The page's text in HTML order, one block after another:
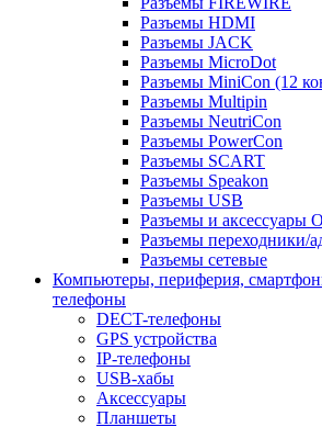
Разъемы HDMI
Разъемы JACK
Разъемы MicroDot
Разъемы MiniCon (12
Разъемы Multipin
Разъемы NeutriCon
Разъемы PowerCon
Разъемы SCART
Разъемы Speakon
Разъемы USB
Разъемы и аксессуары
Разъемы переходники/
Разъемы сетевые
Компьютеры, периферия,
телефоны
DECT-телефоны
GPS устройства
IP-телефоны
USB-хабы
Аксессуары
Планшеты